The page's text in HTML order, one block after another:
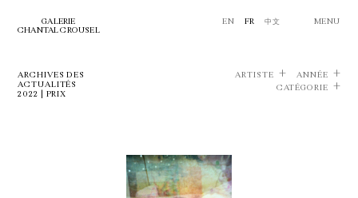
GALERIE
CHANTAL CROUSEL
EN FR 中文 MENU
ARCHIVES DES
ACTUALITÉS
2022 | PRIX
ARTISTE
ANNÉE
CATÉGORIE